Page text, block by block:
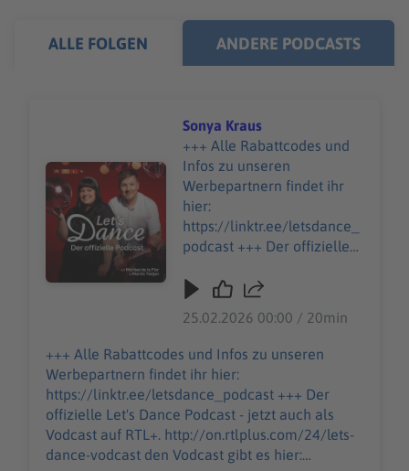
ALLE FOLGEN ANDERE PODCASTS
Audiotitel - Sonya Kraus
Sonya Kraus
+++ Alle Rabattcodes und
Infos zu unseren
Werbepartnern findet ihr
hier:
https://linktr.ee/letsdance_
podcast +++ Der offizielle
auch als Vodcast auf RTL+.
s-dance-vodcast den
Vodcast gibt es hier:
https://plus.rtl.de/video-
tv/shows/lets-dance-der-
offizielle-video-podcast-
1063343 Moderations-
Ikone Sonya Kraus erzählt
25.02.2026 00:00 / 20min
+++ Alle Rabattcodes und Infos zu unseren
Werbepartnern findet ihr hier:
https://linktr.ee/letsdance_podcast +++ Der
offizielle Let's Dance Podcast - jetzt auch als
Vodcast auf RTL+. http://on.rtlplus.com/24/lets-
dance-vodcast den Vodcast gibt es hier: